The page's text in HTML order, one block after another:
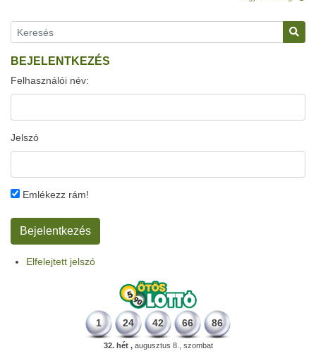
BEJELENTKEZÉS
Felhasználói név:
Jelszó
Emlékezz rám!
Elfelejtett jelszó
1 24 42 66 86
32. hét ,augusztus 8., szombat